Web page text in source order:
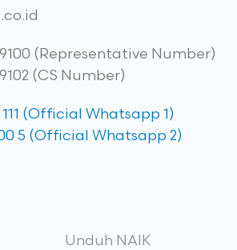
9100 (Representative Number)
9102 (CS Number)
111 (Official Whatsapp 1)
5 (Official Whatsapp 2)
Unduh NAIK